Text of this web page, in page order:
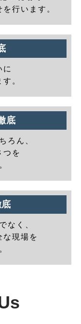
行います。
に
。
底
ろん、
つを
なく、
な現場を